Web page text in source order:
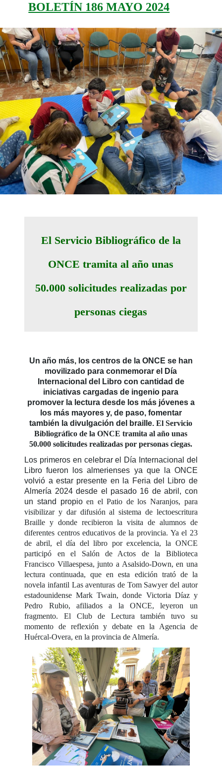
BOLETÍN 186 MAYO 2024
El Servicio Bibliográfico de la
ONCE tramita al año unas
50.000 solicitudes realizadas por
personas ciegas
Un año más, los centros de la ONCE se han
movilizado para conmemorar el Día
Internacional del Libro con cantidad de
iniciativas cargadas de ingenio para
promover la lectura desde los más jóvenes a
los más mayores y, de paso, fomentar
también la divulgación del braille.El Servicio
Bibliográfico de la ONCE tramita al año unas
50.000 solicitudes realizadas por personas ciegas.
Los primeros en celebrar el Día Internacional del
Libro fueron los almerienses ya que la ONCE
volvió a estar presente en la Feria del Libro de
Almería 2024 desde el pasado 16 de abril, con
un stand propioen el Patio de los Naranjos, para
visibilizar y dar difusión al sistema de lectoescritura
Braille y donde recibieron la visita de alumnos de
diferentes centros educativos de la provincia. Ya el 23
de abril, el día del libro por excelencia, la ONCE
participó en el Salón de Actos de la Biblioteca
Francisco Villaespesa, junto a Asalsido-Down, en una
lectura continuada, que en esta edición trató de la
novela infantil Las aventuras de Tom Sawyerdel autor
estadounidense Mark Twain, donde Victoria Díaz y
Pedro Rubio, afiliados a la ONCE, leyeron un
fragmento. El Club de Lectura también tuvo su
momento de reflexión y debate en la Agencia de
Huércal-Overa, en la provincia de Almería.